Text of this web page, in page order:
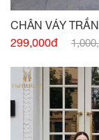
CHÂN VÁY
CHÌ XUÔNG TÚI
299,000đ